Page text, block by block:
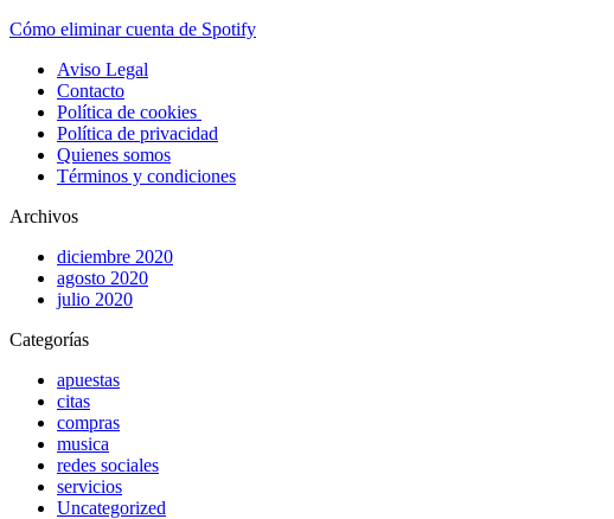
Cómo eliminar cuenta de Spotify
Aviso Legal
Contacto
Política de cookies
Política de privacidad
Quienes somos
Términos y condiciones
Archivos
diciembre 2020
agosto 2020
julio 2020
Categorías
apuestas
citas
compras
musica
redes sociales
servicios
Uncategorized